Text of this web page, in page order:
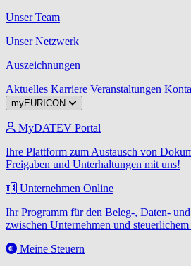
Unser Team
Unser Netzwerk
Auszeichnungen
Aktuelles Karriere Veranstaltungen
myEURICON
MyDATEV Portal
Ihre Plattform zum Austausch von
Freigaben und Unterhaltungen mit uns!
Unternehmen Online
Ihr Programm für den Beleg-, Daten-
zwischen Unternehmen und steuerlichem
Meine Steuern